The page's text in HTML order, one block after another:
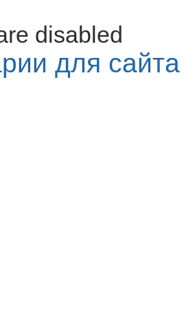
disabled
для